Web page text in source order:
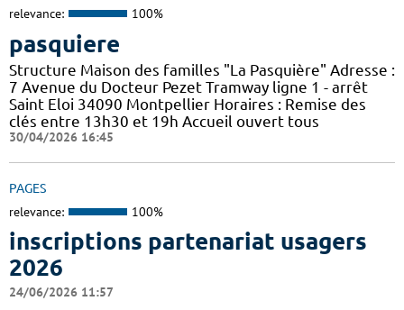
relevance: 100%
pasquiere
Structure Maison des familles "La Pasquière" Adresse :
7 Avenue du Docteur Pezet Tramway ligne 1 - arrêt
Saint Eloi 34090 Montpellier Horaires : Remise des
clés entre 13h30 et 19h Accueil ouvert tous
30/04/2026 16:45
PAGES
relevance: 100%
inscriptions partenariat usagers
2026
24/06/2026 11:57